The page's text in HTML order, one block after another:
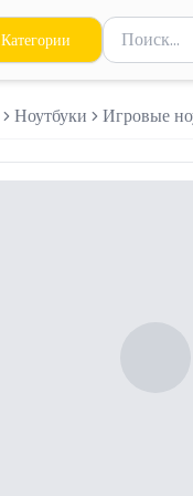
Категории
Поиск
Введите
Ноутбуки Игровые